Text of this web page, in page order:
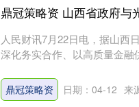
鼎冠策略资 山西省政府与
人民财讯7月22日电，据山西
深化务实合作、以高质量金
鼎冠策略资 日期：04-12 来